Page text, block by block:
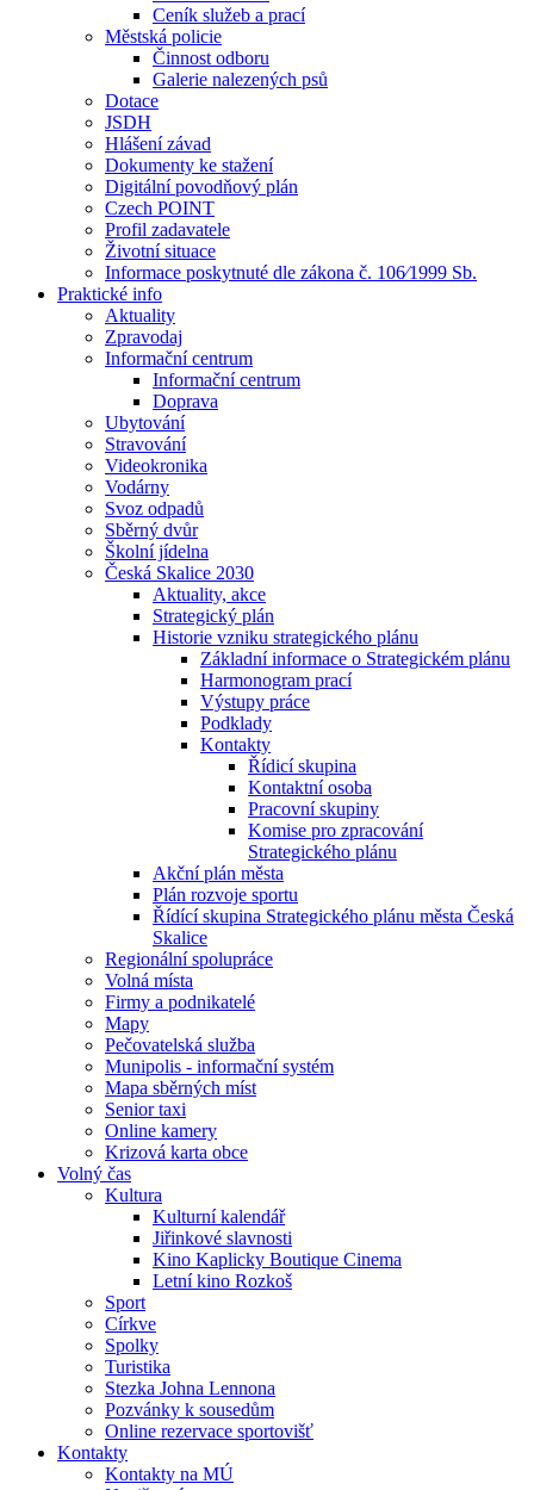
Ceník služeb a prací
Městská policie
Činnost odboru
Galerie nalezených psů
Dotace
JSDH
Hlášení závad
Dokumenty ke stažení
Digitální povodňový plán
Czech POINT
Profil zadavatele
Životní situace
Informace poskytnuté dle zákona č. 106⁄1999 Sb.
Praktické info
Aktuality
Zpravodaj
Informační centrum
Informační centrum
Doprava
Ubytování
Stravování
Videokronika
Vodárny
Svoz odpadů
Sběrný dvůr
Školní jídelna
Česká Skalice 2030
Aktuality, akce
Strategický plán
Historie vzniku strategického plánu
Základní informace o Strategickém plánu
Harmonogram prací
Výstupy práce
Podklady
Kontakty
Řídicí skupina
Kontaktní osoba
Pracovní skupiny
Komise pro zpracování
Strategického plánu
Akční plán města
Plán rozvoje sportu
Řídící skupina Strategického plánu města Česká
Skalice
Regionální spolupráce
Volná místa
Firmy a podnikatelé
Mapy
Pečovatelská služba
Munipolis - informační systém
Mapa sběrných míst
Senior taxi
Online kamery
Krizová karta obce
Volný čas
Kultura
Kulturní kalendář
Jiřinkové slavnosti
Kino Kaplicky Boutique Cinema
Letní kino Rozkoš
Sport
Církve
Spolky
Turistika
Stezka Johna Lennona
Pozvánky k sousedům
Online rezervace sportovišť
Kontakty
Kontakty na MÚ